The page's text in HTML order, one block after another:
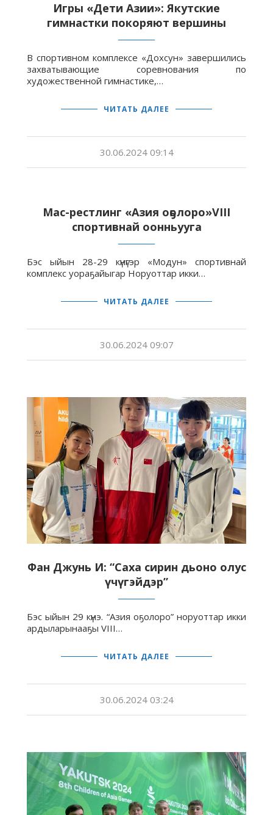
Игры «Дети Азии»: Якутские
гимнастки покоряют вершины
В спортивном комплексе «Дохсун» завершились
захватывающие соревнования по
художественной гимнастике,…
ЧИТАТЬ ДАЛЕЕ
30.06.2024 09:14
Мас-рестлинг «Азия оҕолоро»VIII
спортивнай оонньууга
Бэс ыйын 28-29 күнүгэр «Модун» спортивнай
комплекс уораҕайыгар Норуоттар икки…
ЧИТАТЬ ДАЛЕЕ
30.06.2024 09:07
Фан Джунь И: “Саха сирин дьоно олус
үчүгэйдэр”
Бэс ыйын 29 күнэ. “Азия оҕолоро” норуоттар икки
ардыларынааҕы VIII…
ЧИТАТЬ ДАЛЕЕ
30.06.2024 03:24